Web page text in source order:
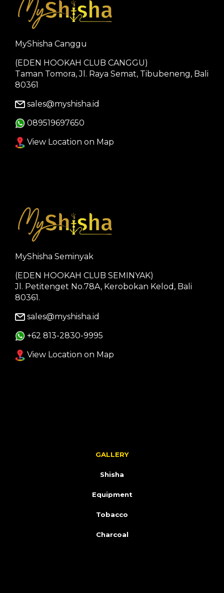
MyShisha Canggu
(EDEN HOOKAH CLUB CANGGU)
Taman Tomora, Jl. Raya Semat, Tibubeneng, Bali
80361
sales@myshisha.id
089519697650
View Location on Map
MyShisha Seminyak
(EDEN HOOKAH CLUB SEMINYAK)
Jl. Petitenget No.78A, Kerobokan Kelod, Bali
80361.
sales@myshisha.id
+62 813-2830-9995
View Location on Map
GALLERY
Shisha
Equipment
Tobacco
Charcoal